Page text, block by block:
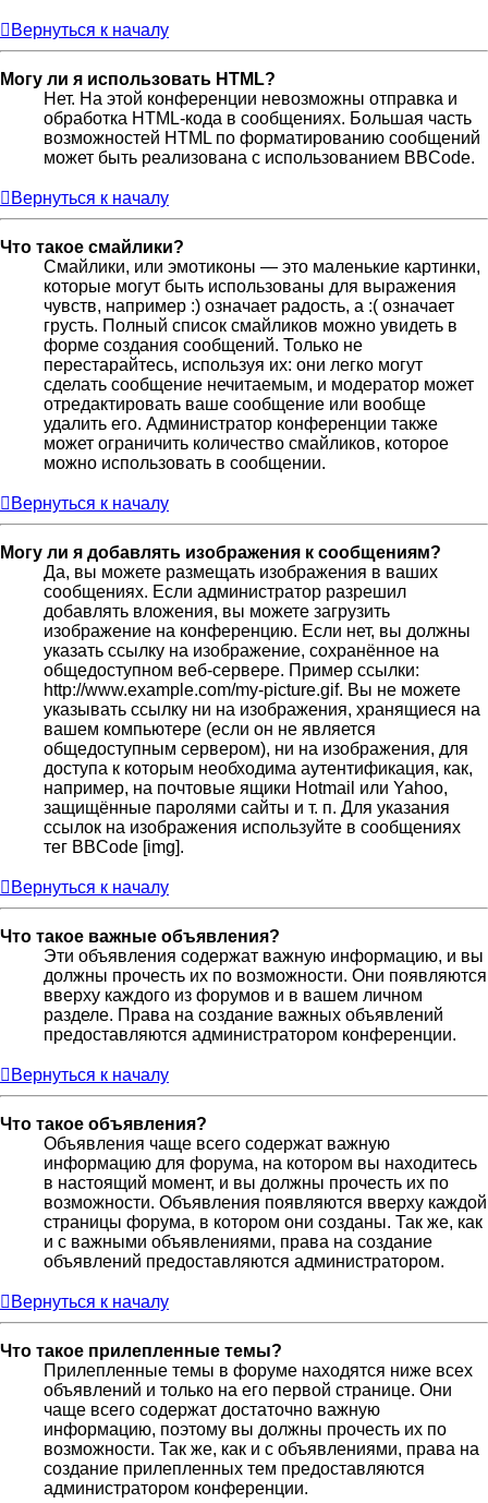
Вернуться к началу
Могу ли я использовать HTML?
Нет. На этой конференции невозможны отправка и
обработка HTML-кода в сообщениях. Большая часть
возможностей HTML по форматированию сообщений
может быть реализована с использованием BBCode.
Вернуться к началу
Что такое смайлики?
Смайлики, или эмотиконы — это маленькие картинки,
которые могут быть использованы для выражения
чувств, например :) означает радость, а :( означает
грусть. Полный список смайликов можно увидеть в
форме создания сообщений. Только не
перестарайтесь, используя их: они легко могут
сделать сообщение нечитаемым, и модератор может
отредактировать ваше сообщение или вообще
удалить его. Администратор конференции также
может ограничить количество смайликов, которое
можно использовать в сообщении.
Вернуться к началу
Могу ли я добавлять изображения к сообщениям?
Да, вы можете размещать изображения в ваших
сообщениях. Если администратор разрешил
добавлять вложения, вы можете загрузить
изображение на конференцию. Если нет, вы должны
указать ссылку на изображение, сохранённое на
общедоступном веб-сервере. Пример ссылки:
http://www.example.com/my-picture.gif. Вы не можете
указывать ссылку ни на изображения, хранящиеся на
вашем компьютере (если он не является
общедоступным сервером), ни на изображения, для
доступа к которым необходима аутентификация, как,
например, на почтовые ящики Hotmail или Yahoo,
защищённые паролями сайты и т. п. Для указания
ссылок на изображения используйте в сообщениях
тег BBCode [img].
Вернуться к началу
Что такое важные объявления?
Эти объявления содержат важную информацию, и вы
должны прочесть их по возможности. Они появляются
вверху каждого из форумов и в вашем личном
разделе. Права на создание важных объявлений
предоставляются администратором конференции.
Вернуться к началу
Что такое объявления?
Объявления чаще всего содержат важную
информацию для форума, на котором вы находитесь
в настоящий момент, и вы должны прочесть их по
возможности. Объявления появляются вверху каждой
страницы форума, в котором они созданы. Так же, как
и с важными объявлениями, права на создание
объявлений предоставляются администратором.
Вернуться к началу
Что такое прилепленные темы?
Прилепленные темы в форуме находятся ниже всех
объявлений и только на его первой странице. Они
чаще всего содержат достаточно важную
информацию, поэтому вы должны прочесть их по
возможности. Так же, как и с объявлениями, права на
создание прилепленных тем предоставляются
администратором конференции.